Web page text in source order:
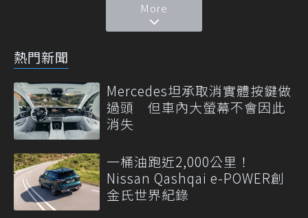
More
熱門新聞
Mercedes坦承取消實體按鍵做
過頭 但車內大螢幕不會因此
消失
一桶油跑近2,000公里！
Nissan Qashqai e-POWER創
金氏世界紀錄